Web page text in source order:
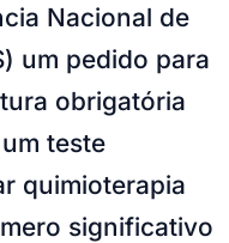
Nacional de
um pedido para
obrigatória
teste
quimioterapia
significativo